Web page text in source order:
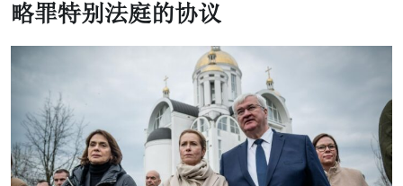
略罪特别法庭的协议